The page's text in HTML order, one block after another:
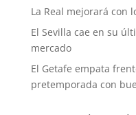
La Real mejorará con
El Sevilla cae en su
mercado
El Getafe empata
pretemporada con